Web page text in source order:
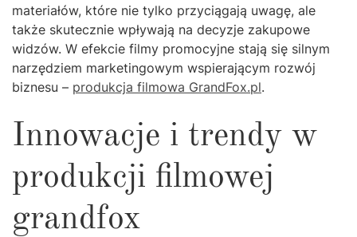
materiałów, które nie tylko przyciągają uwagę, ale
także skutecznie wpływają na decyzje zakupowe
widzów. W efekcie filmy promocyjne stają się silnym
narzędziem marketingowym wspierającym rozwój
biznesu – produkcja filmowa GrandFox.pl.
Innowacje i trendy w
produkcji filmowej
grandfox